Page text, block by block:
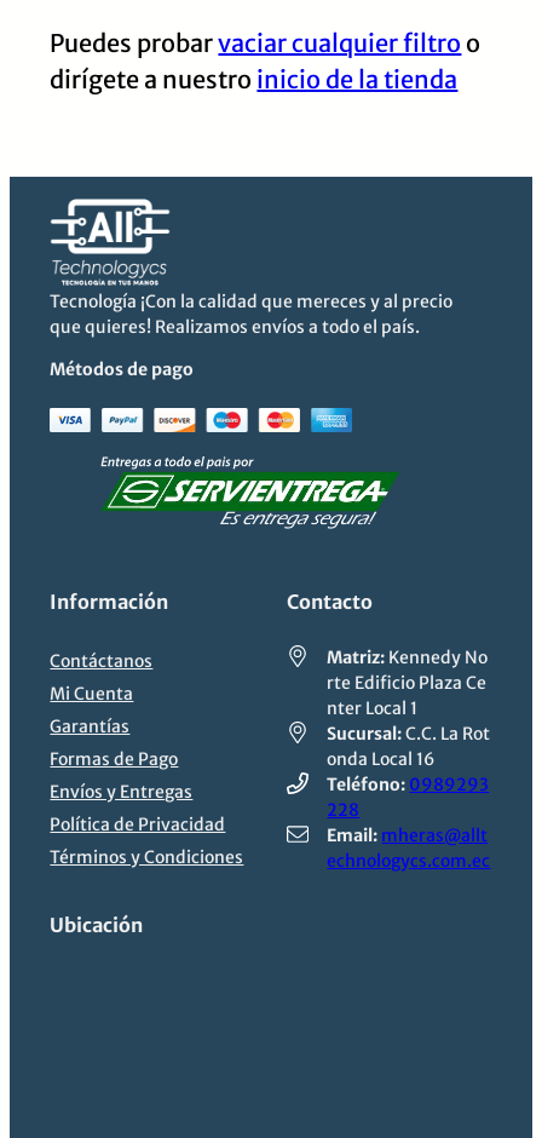
Puedes probarvaciar cualquier filtro o
dirígete a nuestro inicio de la tienda
Tecnología ¡Con la calidad que mereces y al precio
que quieres! Realizamos envíos a todo el país.
Métodos de pago
Información
Contáctanos
Mi Cuenta
Garantías
Formas de Pago
Envíos y Entregas
Política de Privacidad
Términos y Condiciones
Contacto
Matriz: Kennedy No
rte Edificio Plaza Ce
nter Local 1
Sucursal:C.C. La Rot
onda Local 16
Teléfono: 0989293
228
Email: mheras@allt
echnologycs.com.ec
Ubicación